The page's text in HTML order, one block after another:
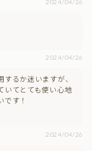
2024/04/26
2024/04/26
るか迷いますが、
いてとても使い心地
です！
2024/04/26